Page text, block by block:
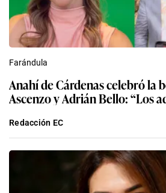
Farándula
Anahí de Cárdenas celebró la
Ascenzo y Adrián Bello: “Los
Redacción EC